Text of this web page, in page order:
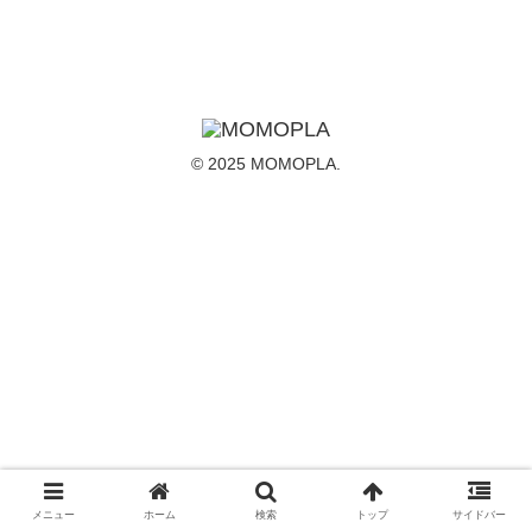
© 2025 MOMOPLA.
メニュー ホーム 検索 トップ サイドバー